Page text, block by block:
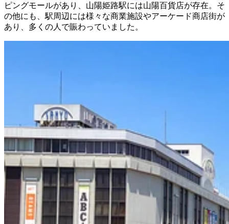
ピングモールがあり、山陽姫路駅には山陽百貨店が存在。そ
の他にも、駅周辺には様々な商業施設やアーケード商店街が
あり、多くの人で賑わっていました。